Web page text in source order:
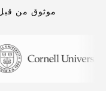
موثوق من